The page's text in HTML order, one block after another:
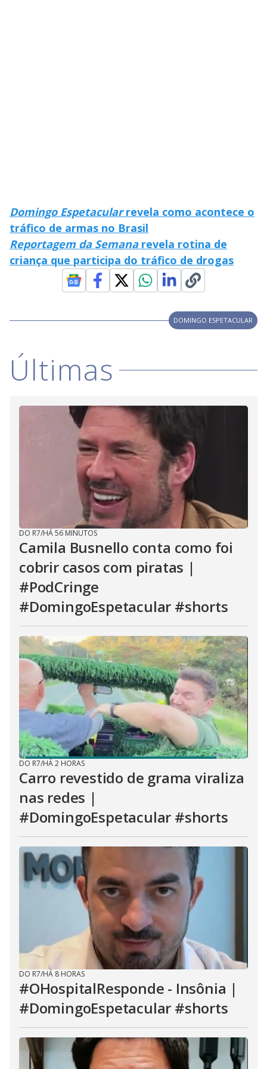
Domingo Espetacularrevela como acontece o
tráfico de armas no Brasil
Reportagem da Semanarevela rotina de
criança que participa do tráfico de drogas
DOMINGO ESPETACULAR
Últimas
DO R7/HÁ 56 MINUTOS
Camila Busnello conta como foi
cobrir casos com piratas |
#PodCringe
#DomingoEspetacular #shorts
DO R7/HÁ 2 HORAS
Carro revestido de grama viraliza
nas redes |
#DomingoEspetacular #shorts
DO R7/HÁ 8 HORAS
#OHospitalResponde - Insônia |
#DomingoEspetacular #shorts